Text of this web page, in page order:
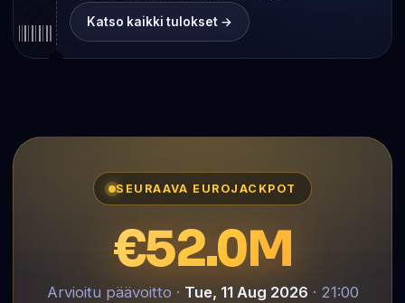
Katso kaikki tulokset →
SEURAAVA EUROJACKPOT
€52.0M
Arvioitu päävoitto · Tue, 11 Aug 2026 · 21:00